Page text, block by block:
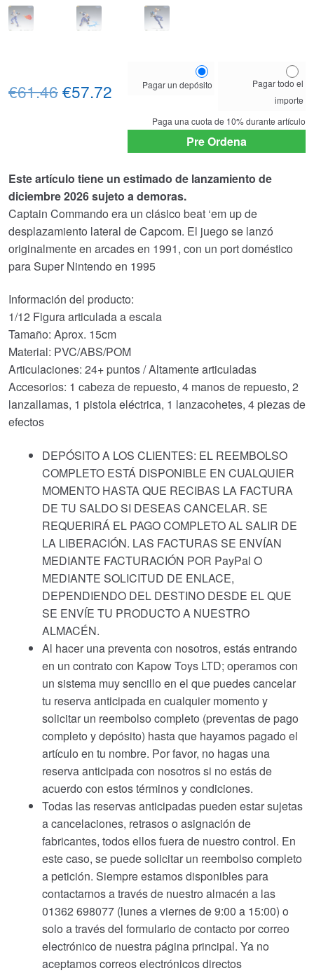
your
option
Pagar un depósito
Pagar todo el
importe
Paga una cuota de 10%durante artículo
Pre Ordena
€61.46El
€61.46.
€57.72
precio
€57.72.
Este artículo tiene un estimado de lanzamiento de
diciembre 2026 sujeto a demoras.
Captain Commando era un clásico beat ‘em up de
desplazamiento lateral de Capcom. El juego se lanzó
originalmente en arcades en 1991, con un port doméstico
para Super Nintendo en 1995
Información del producto:
1/12 Figura articulada a escala
Tamaño: Aprox. 15cm
Material: PVC/ABS/POM
Articulaciones: 24+ puntos / Altamente articuladas
Accesorios: 1 cabeza de repuesto, 4 manos de repuesto, 2
lanzallamas, 1 pistola eléctrica, 1 lanzacohetes, 4 piezas de
efectos
DEPÓSITO A LOS CLIENTES: EL REEMBOLSO
COMPLETO ESTÁ DISPONIBLE EN CUALQUIER
MOMENTO HASTA QUE RECIBAS LA FACTURA
DE TU SALDO SI DESEAS CANCELAR. SE
REQUERIRÁ EL PAGO COMPLETO AL SALIR DE
LA LIBERACIÓN. LAS FACTURAS SE ENVÍAN
MEDIANTE FACTURACIÓN POR PayPal O
MEDIANTE SOLICITUD DE ENLACE,
DEPENDIENDO DEL DESTINO DESDE EL QUE
SE ENVÍE TU PRODUCTO A NUESTRO
ALMACÉN.
Al hacer una preventa con nosotros, estás entrando
en un contrato con Kapow Toys LTD; operamos con
un sistema muy sencillo en el que puedes cancelar
tu reserva anticipada en cualquier momento y
solicitar un reembolso completo (preventas de pago
completo y depósito) hasta que hayamos pagado el
artículo en tu nombre. Por favor, no hagas una
reserva anticipada con nosotros si no estás de
acuerdo con estos términos y condiciones.
Todas las reservas anticipadas pueden estar sujetas
a cancelaciones, retrasos o asignación de
fabricantes, todos ellos fuera de nuestro control. En
este caso, se puede solicitar un reembolso completo
a petición. Siempre estamos disponibles para
contactarnos a través de nuestro almacén a las
01362 698077 (lunes a viernes de 9:00 a 15:00) o
solo a través del formulario de contacto por correo
electrónico de nuestra página principal. Ya no
aceptamos correos electrónicos directos